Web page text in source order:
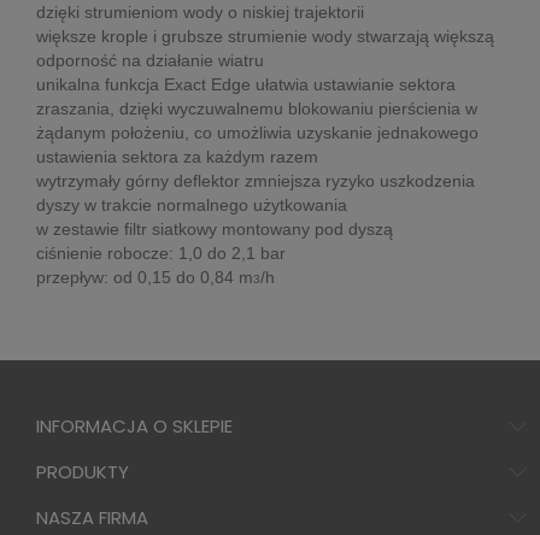
dzięki strumieniom wody o niskiej trajektorii
większe krople i grubsze strumienie wody stwarzają większą
odporność na działanie wiatru
unikalna funkcja Exact Edge ułatwia ustawianie sektora
zraszania, dzięki wyczuwalnemu blokowaniu pierścienia w
żądanym położeniu, co umożliwia uzyskanie jednakowego
ustawienia sektora za każdym razem
wytrzymały górny deflektor zmniejsza ryzyko uszkodzenia
dyszy w trakcie normalnego użytkowania
w zestawie filtr siatkowy montowany pod dyszą
ciśnienie robocze: 1,0 do 2,1 bar
przepływ: od 0,15 do 0,84 m3/h
INFORMACJA O SKLEPIE
PRODUKTY
NASZA FIRMA